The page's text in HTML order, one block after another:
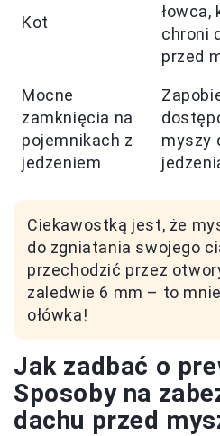
Kot
łowca,
chroni
przed
Mocne
zamknięcia na
pojemnikach z
jedzeniem
myszy
Ciekawostką jest, że
do zgniatania swojego
przechodzić przez
zaledwie 6 mm – to
ołówka!
Jak zadbać o
Sposoby na
dachu przed